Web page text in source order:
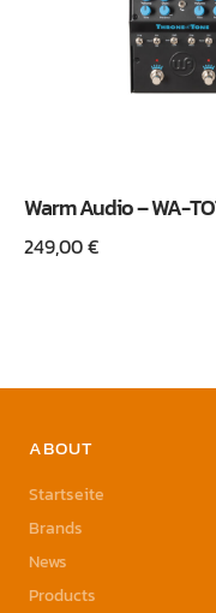
Warm Audio – WA-
249,00€
ABOUT
Startseite
Brands
News
Products